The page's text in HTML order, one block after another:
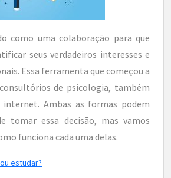
como uma colaboração para que
seus verdadeiros interesses e
Essa ferramenta que começou a
de psicologia, também
internet. Ambas as formas podem
tomar essa decisão, mas vamos
funciona cada uma delas.
estudar?